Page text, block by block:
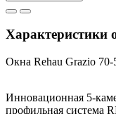
Характеристики
Окна Rehau Grazio 70-
Инновационная 5-
профильная система